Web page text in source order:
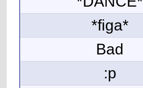
*figa*
Bad
:p